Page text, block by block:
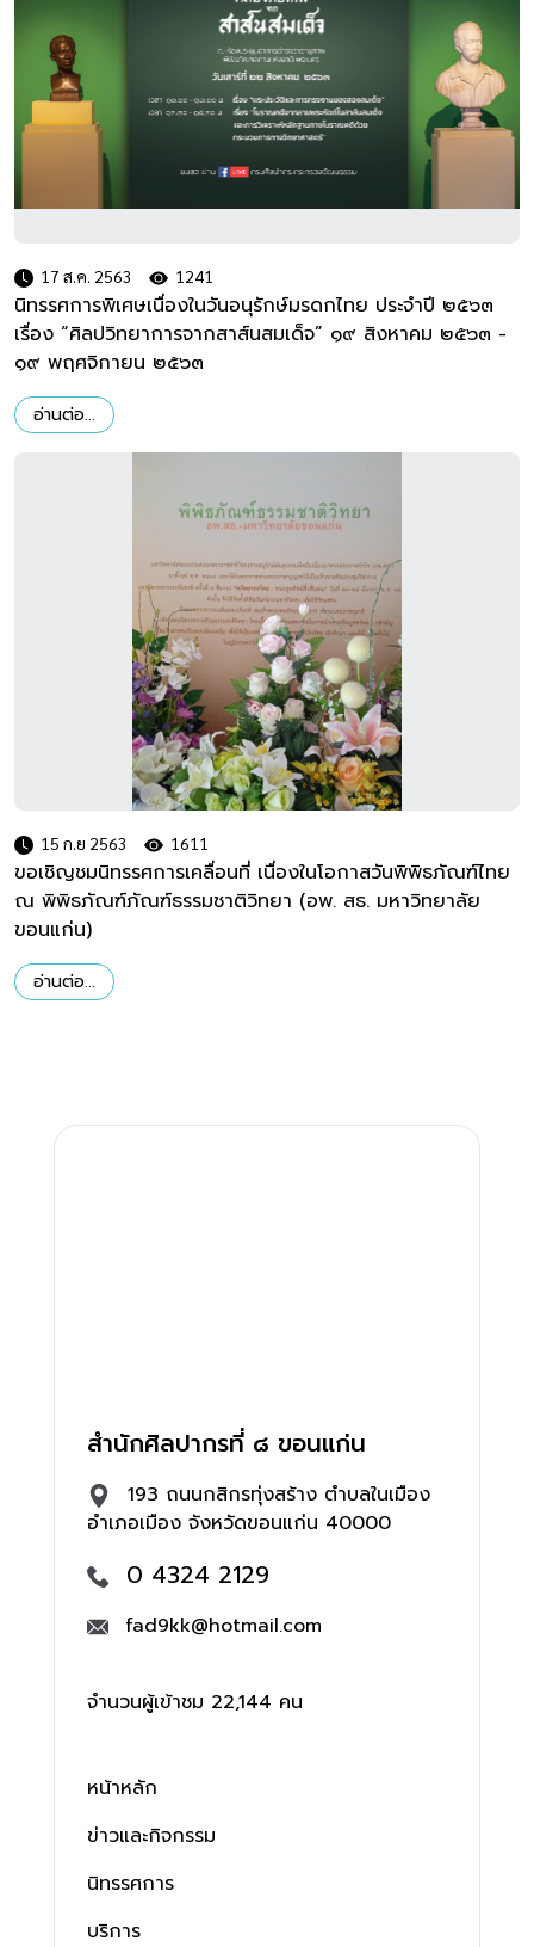
17 ส.ค. 2563 1241
นิทรรศการพิเศษเนื่องในวันอนุรักษ์มรดกไทย ประจำปี ๒๕๖๓
เรื่อง “ศิลปวิทยาการจากสาส์นสมเด็จ” ๑๙ สิงหาคม ๒๕๖๓ -
๑๙ พฤศจิกายน ๒๕๖๓
อ่านต่อ...
15 ก.ย 2563 1611
ขอเชิญชมนิทรรศการเคลื่อนที่ เนื่องในโอกาสวันพิพิธภัณฑ์ไทย
ณ พิพิธภัณฑ์ภัณฑ์ธรรมชาติวิทยา (อพ. สธ. มหาวิทยาลัย
ขอนแก่น)
อ่านต่อ...
สำนักศิลปากรที่ ๘ ขอนแก่น
193 ถนนกสิกรทุ่งสร้าง ตำบลในเมือง
อำเภอเมือง จังหวัดขอนแก่น 40000
0 4324 2129
fad9kk@hotmail.com
จำนวนผู้เข้าชม 22,144 คน
หน้าหลัก
ข่าวและกิจกรรม
นิทรรศการ
บริการ